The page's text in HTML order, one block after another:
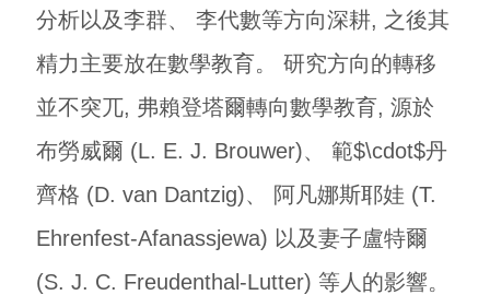
分析以及李群、 李代數等方向深耕, 之後其
精力主要放在數學教育。 研究方向的轉移
並不突兀, 弗賴登塔爾轉向數學教育, 源於
布勞威爾 (L. E. J. Brouwer)、 範$\cdot$丹
齊格 (D. van Dantzig)、 阿凡娜斯耶娃 (T.
Ehrenfest-Afanassjewa) 以及妻子盧特爾
(S. J. C. Freudenthal-Lutter) 等人的影響。